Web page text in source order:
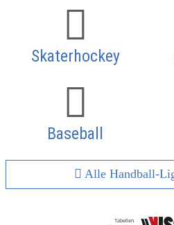
Skaterhockey
Baseball
Alle Handball-